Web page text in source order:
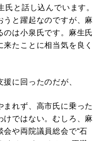
氏と話し込んでいます。
うと躍起なのですが、麻
のは小泉氏です。麻生氏
たことに相当気を良く
に回ったのだが、
まれず、高市氏に乗った
けではない。むしろ、麻
や両院議員総会で“石